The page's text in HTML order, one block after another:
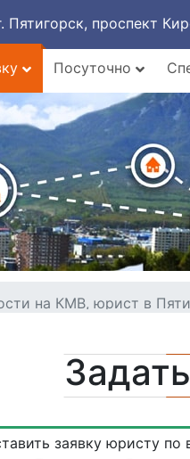
Пятигорск, проспект
Посуточно
на КМВ, юрист в
заявку юристу